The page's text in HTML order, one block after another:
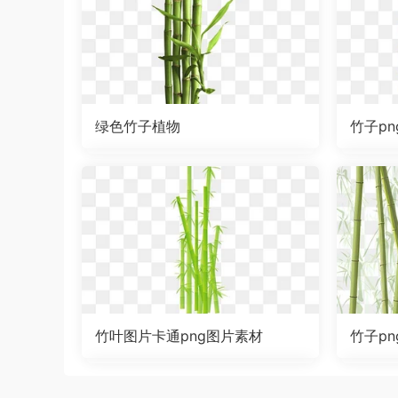
绿色竹子植物 竹子
竹叶图片卡通png图片素材 竹子